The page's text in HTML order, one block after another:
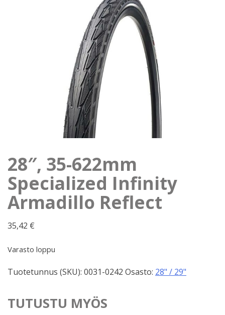
28″, 35-622mm
Specialized Infinity
Armadillo Reflect
35,42 €
Varasto loppu
Tuotetunnus (SKU): 0031-0242 Osasto: 28" / 29"
TUTUSTU MYÖS